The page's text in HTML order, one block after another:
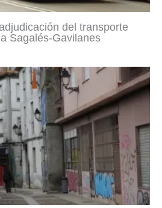
del transporte
Sagalés-Gavilanes